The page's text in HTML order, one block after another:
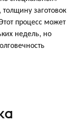
заготовок
процесс может
недель, но